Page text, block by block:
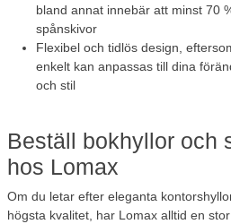
bland annat innebär att minst 70
spånskivor
Flexibel och tidlös design,
enkelt kan anpassas till dina
och stil
Beställ bokhyllor och
hos Lomax
Om du letar efter eleganta
högsta kvalitet, har Lomax alltid en